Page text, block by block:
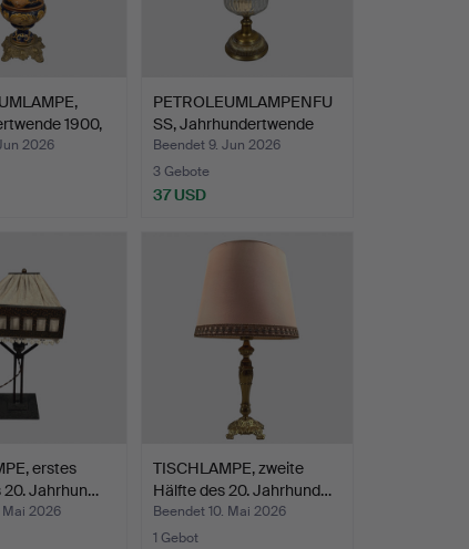
1900,
2026
PETROLEUMLAMPENFU
SS, Jahrhundertwende
1900…
Beendet 9. Jun 2026
3 Gebote
37 USD
erstes
20. Jahrhun…
Mai 2026
TISCHLAMPE, zweite
Hälfte des 20. Jahrhund…
Beendet 10. Mai 2026
1 Gebot